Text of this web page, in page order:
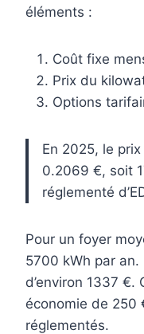
éléments :
Coût fixe
Prix du
Options
En 2025, le
0.2069 €, soit
réglementé
Pour un foyer
5700 kWh par an.
d’environ 1337 €.
économie de 250
réglementés.